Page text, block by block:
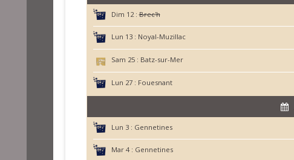
Dim 12 : Brec'h
Lun 13 : Noyal-Muzillac
Sam 25 : Batz-sur-Mer
Lun 27 : Fouesnant
Lun 3 : Gennetines
Mar 4 : Gennetines